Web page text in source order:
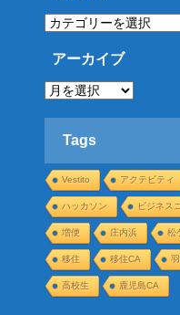
カ
テ
リ
ー
アーカイブ
ア
ー
Tags
Vestito アクテビティ
ハッカソン ビジネス
増便 庄内浜 松
移住 移住CA
高校生 鹿児島CA